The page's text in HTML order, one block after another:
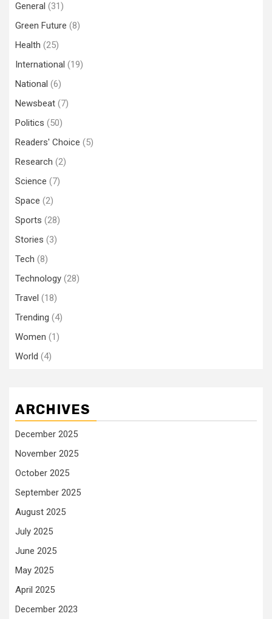
General (31)
Green Future (8)
Health (25)
International (19)
National (6)
Newsbeat (7)
Politics (50)
Readers' Choice (5)
Research (2)
Science (7)
Space (2)
Sports (28)
Stories (3)
Tech (8)
Technology (28)
Travel (18)
Trending (4)
Women (1)
World (4)
ARCHIVES
December 2025
November 2025
October 2025
September 2025
August 2025
July 2025
June 2025
May 2025
April 2025
December 2023